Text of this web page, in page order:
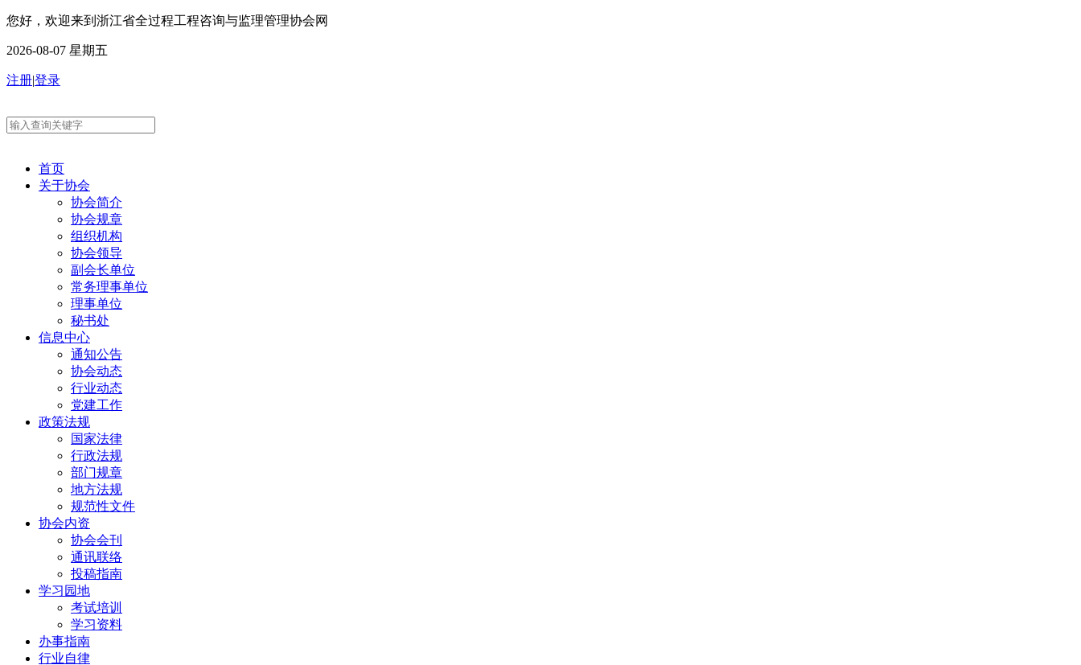
您好，欢迎来到浙江省全过程工程咨询与监理管理协会网
2026-08-07 星期五
注册|登录
首页
关于协会
协会简介
协会规章
组织机构
协会领导
副会长单位
常务理事单位
理事单位
秘书处
信息中心
通知公告
协会动态
行业动态
党建工作
政策法规
国家法律
行政法规
部门规章
地方法规
规范性文件
协会内资
协会会刊
通讯联络
投稿指南
学习园地
考试培训
学习资料
办事指南
行业自律